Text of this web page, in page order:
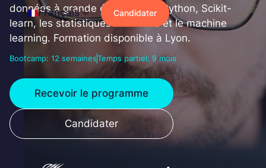
Français Candidater
données à grande échelle avec Python, Scikit-
learn, les statistiques avancées et le machine
learning. Formation disponible à Lyon.
Bootcamp: 12 semainesTemps partiel: 9 mois
Recevoir le programme
Candidater